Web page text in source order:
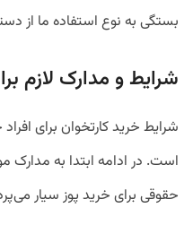
بستگی به نوع استفاده ما از
شرایط و مدارک لازم
شرایط خرید کارتخوان برای
است. در ادامه ابتدا به مدارک
حقوقی برای خرید پوز سیار